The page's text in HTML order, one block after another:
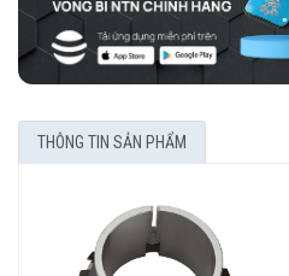
THÔNG TIN SẢN PHẨM